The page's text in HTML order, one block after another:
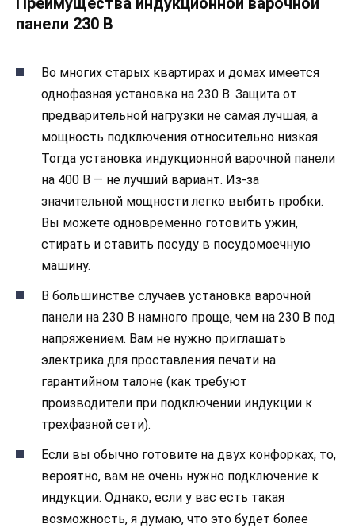
панели 230 В
Во многих старых квартирах и домах имеется
однофазная установка на 230 В. Защита от
предварительной нагрузки не самая лучшая, а
мощность подключения относительно низкая.
Тогда установка индукционной варочной панели
на 400 В — не лучший вариант. Из-за
значительной мощности легко выбить пробки.
Вы можете одновременно готовить ужин,
стирать и ставить посуду в посудомоечную
машину.
В большинстве случаев установка варочной
панели на 230 В намного проще, чем на 230 В под
напряжением. Вам не нужно приглашать
электрика для проставления печати на
гарантийном талоне (как требуют
производители при подключении индукции к
трехфазной сети).
Если вы обычно готовите на двух конфорках, то,
вероятно, вам не очень нужно подключение к
индукции. Однако, если у вас есть такая
возможность, я думаю, что это будет более